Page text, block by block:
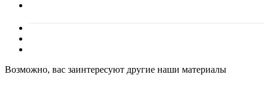
Возможно, вас заинтересуют другие наши материалы